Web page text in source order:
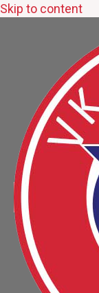
Skip to content